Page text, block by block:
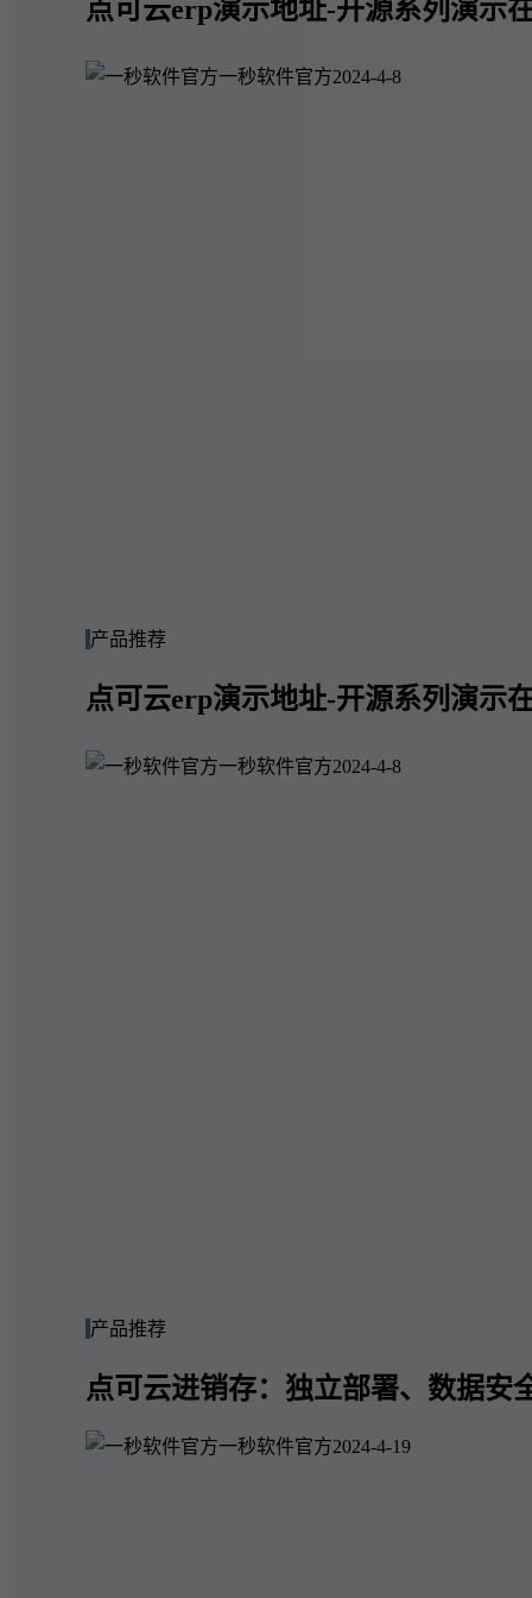
点可云erp演示地址-开源系列演示
一秒软件官方2024-4-8
产品推荐
点可云erp演示地址-开源系列演示
一秒软件官方2024-4-8
产品推荐
点可云进销存：独立部署、数据安
一秒软件官方2024-4-19